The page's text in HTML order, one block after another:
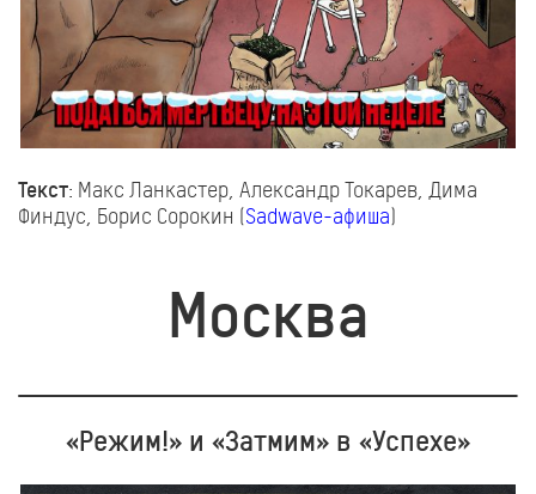
Текст: Макс Ланкастер, Александр Токарев, Дима
Финдус, Борис Сорокин (Sadwave-афиша)
Москва
«Режим!» и «Затмим» в «Успехе»